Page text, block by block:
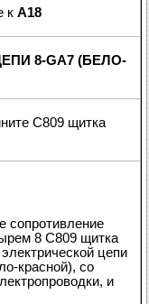
к A18
8-GA7 (БЕЛО-
С809 щитка
сопротивление
8 C809 щитка
цепи
красной), со
и